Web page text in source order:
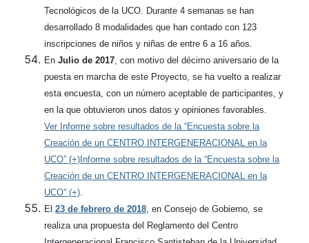
Tecnológicos de la UCO. Durante 4 semanas se han
desarrollado 8 modalidades que han contado con 123
inscripciones de niños y niñas de entre 6 a 16 años.
En Julio de 2017 , con motivo del décimo aniversario de la
puesta en marcha de este Proyecto, se ha vuelto a realizar
esta encuesta, con un número aceptable de participantes, y
en la que obtuvieron unos datos y opiniones favorables.
Ver Informe sobre resultados de la “Encuesta sobre la
Creación de un CENTRO INTERGENERACIONAL en la
UCO” (+)Informe sobre resultados de la “Encuesta sobre la
Creación de un CENTRO INTERGENERACIONAL en la
UCO” (+)
El 23 de febrero de 2018 , en Consejo de Gobierno, se
realiza una propuesta del Reglamento del Centro